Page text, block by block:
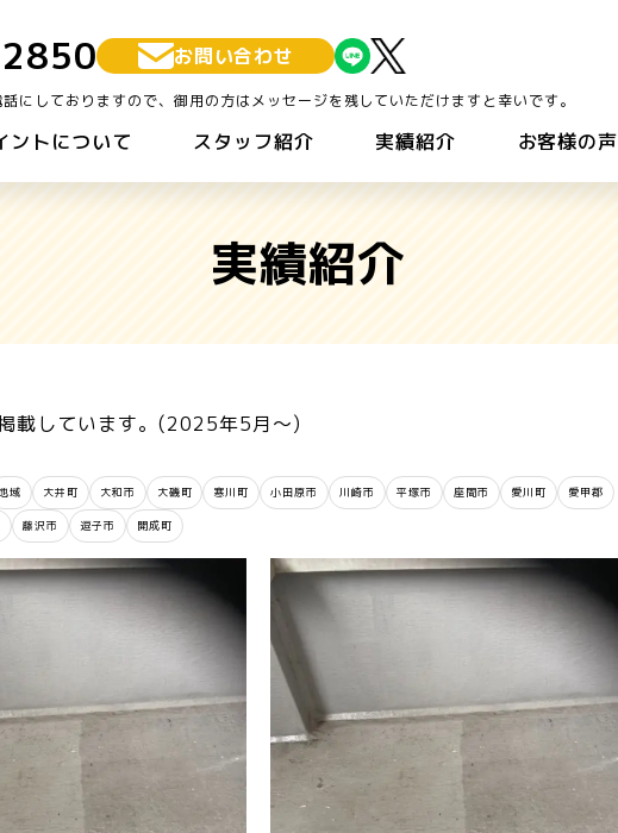
お問い合わせ
にしておりますので、御用の方はメッセージを残していただけますと幸いです。
ントについて スタッフ紹介 実績紹介 お客様の声
実績紹介
載しています。(2025年5月～)
域 大井町 大和市 大磯町 寒川町 小田原市 川崎市 平塚市 座間市 愛川町 愛甲郡
藤沢市 逗子市 開成町